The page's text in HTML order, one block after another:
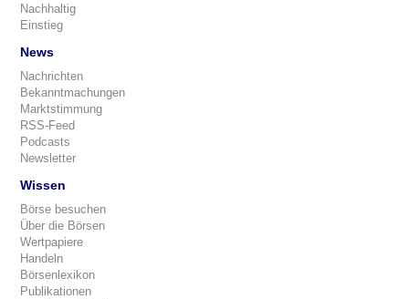
Nachhaltig
Einstieg
News
Nachrichten
Bekanntmachungen
Marktstimmung
RSS-Feed
Podcasts
Newsletter
Wissen
Börse besuchen
Über die Börsen
Wertpapiere
Handeln
Börsenlexikon
Publikationen